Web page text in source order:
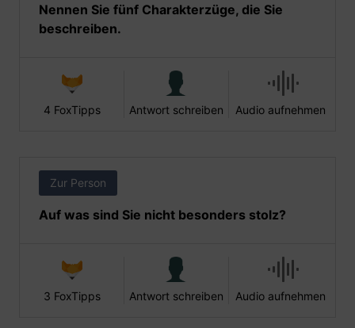
Nennen Sie fünf Charakterzüge, die Sie
beschreiben.
4 FoxTipps Antwort schreiben Audio aufnehmen
Zur Person
Auf was sind Sie nicht besonders stolz?
3 FoxTipps Antwort schreiben Audio aufnehmen